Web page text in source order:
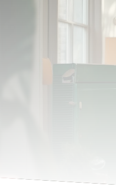
Panneau de gestion des cookies